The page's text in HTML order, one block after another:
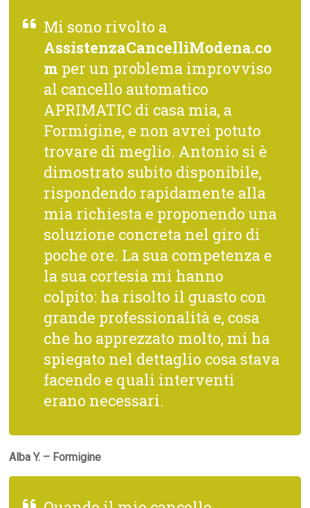
Mi sono rivolto a
AssistenzaCancelliModena.co
m per un problema improvviso
al cancello automatico
APRIMATIC di casa mia, a
Formigine, e non avrei potuto
trovare di meglio. Antonio si è
dimostrato subito disponibile,
rispondendo rapidamente alla
mia richiesta e proponendo una
soluzione concreta nel giro di
poche ore. La sua competenza e
la sua cortesia mi hanno
colpito: ha risolto il guasto con
grande professionalità e, cosa
che ho apprezzato molto, mi ha
spiegato nel dettaglio cosa stava
facendo e quali interventi
erano necessari.
Alba Y. – Formigine